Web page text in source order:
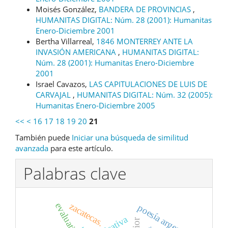
Moisés González, BANDERA DE PROVINCIAS ,
HUMANITAS DIGITAL: Núm. 28 (2001): Humanitas
Enero-Diciembre 2001
Bertha Villarreal, 1846 MONTERREY ANTE LA
INVASIÓN AMERICANA , HUMANITAS DIGITAL:
Núm. 28 (2001): Humanitas Enero-Diciembre
2001
Israel Cavazos, LAS CAPITULACIONES DE LUIS DE
CARVAJAL , HUMANITAS DIGITAL: Núm. 32 (2005):
Humanitas Enero-Diciembre 2005
<< < 16 17 18 19 20 21
También puede Iniciar una búsqueda de similitud
avanzada para este artículo.
Palabras clave
zacatecas.